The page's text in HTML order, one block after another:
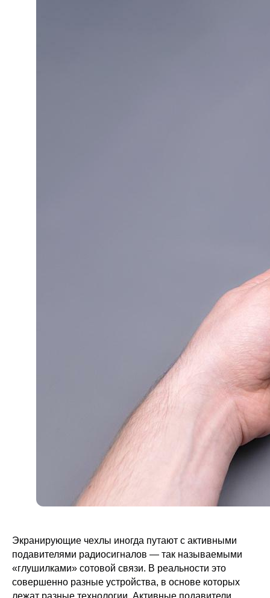
Экранирующие чехлы иногда путают с активными
подавителями радиосигналов — так называемыми
«глушилками» сотовой связи. В реальности это
совершенно разные устройства, в основе которых
лежат разные технологии. Активные подавители